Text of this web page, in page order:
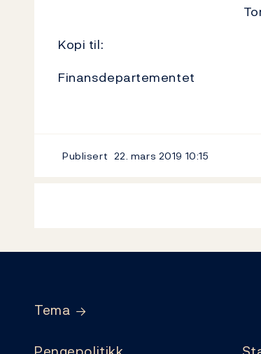
Kopi til:
Finansdepartementet
Publisert 22. mars 2019 10:15
Tema